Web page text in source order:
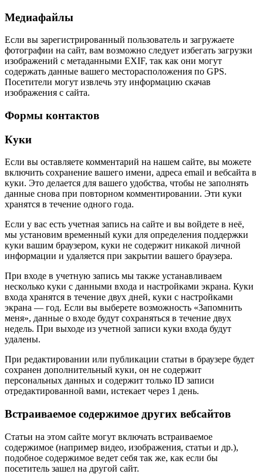
Медиафайлы
Если вы зарегистрированный пользователь и загружаете
фотографии на сайт, вам возможно следует избегать загрузки
изображений с метаданными EXIF, так как они могут
содержать данные вашего месторасположения по GPS.
Посетители могут извлечь эту информацию скачав
изображения с сайта.
Формы контактов
Куки
Если вы оставляете комментарий на нашем сайте, вы можете
включить сохранение вашего имени, адреса email и вебсайта в
куки. Это делается для вашего удобства, чтобы не заполнять
данные снова при повторном комментировании. Эти куки
хранятся в течение одного года.
Если у вас есть учетная запись на сайте и вы войдете в неё,
мы установим временный куки для определения поддержки
куки вашим браузером, куки не содержит никакой личной
информации и удаляется при закрытии вашего браузера.
При входе в учетную запись мы также устанавливаем
несколько куки с данными входа и настройками экрана. Куки
входа хранятся в течение двух дней, куки с настройками
экрана — год. Если вы выберете возможность «Запомнить
меня», данные о входе будут сохраняться в течение двух
недель. При выходе из учетной записи куки входа будут
удалены.
При редактировании или публикации статьи в браузере будет
сохранен дополнительный куки, он не содержит
персональных данных и содержит только ID записи
отредактированной вами, истекает через 1 день.
Встраиваемое содержимое других вебсайтов
Статьи на этом сайте могут включать встраиваемое
содержимое (например видео, изображения, статьи и др.),
подобное содержимое ведет себя так же, как если бы
посетитель зашел на другой сайт.